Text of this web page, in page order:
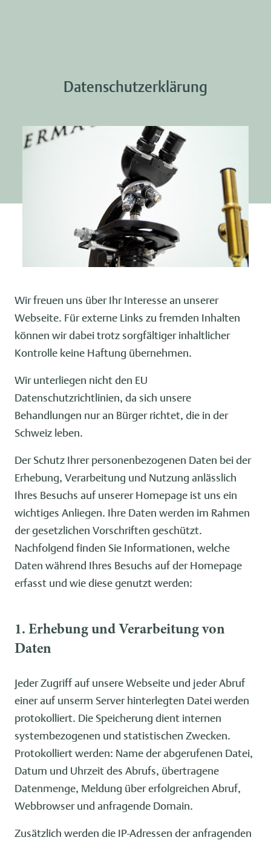
Datenschutzerklärung
Wir freuen uns über Ihr Interesse an unserer
Webseite. Für externe Links zu fremden Inhalten
können wir dabei trotz sorgfältiger inhaltlicher
Kontrolle keine Haftung übernehmen.
Wir unterliegen nicht den EU
Datenschutzrichtlinien, da sich unsere
Behandlungen nur an Bürger richtet, die in der
Schweiz leben.
Der Schutz Ihrer personenbezogenen Daten bei der
Erhebung, Verarbeitung und Nutzung anlässlich
Ihres Besuchs auf unserer Homepage ist uns ein
wichtiges Anliegen. Ihre Daten werden im Rahmen
der gesetzlichen Vorschriften geschützt.
Nachfolgend finden Sie Informationen, welche
Daten während Ihres Besuchs auf der Homepage
erfasst und wie diese genutzt werden:
1. Erhebung und Verarbeitung von
Daten
Jeder Zugriff auf unsere Webseite und jeder Abruf
einer auf unserm Server hinterlegten Datei werden
protokolliert. Die Speicherung dient internen
systembezogenen und statistischen Zwecken.
Protokolliert werden: Name der abgerufenen Datei,
Datum und Uhrzeit des Abrufs, übertragene
Datenmenge, Meldung über erfolgreichen Abruf,
Webbrowser und anfragende Domain.
Zusätzlich werden die IP-Adressen der anfragenden